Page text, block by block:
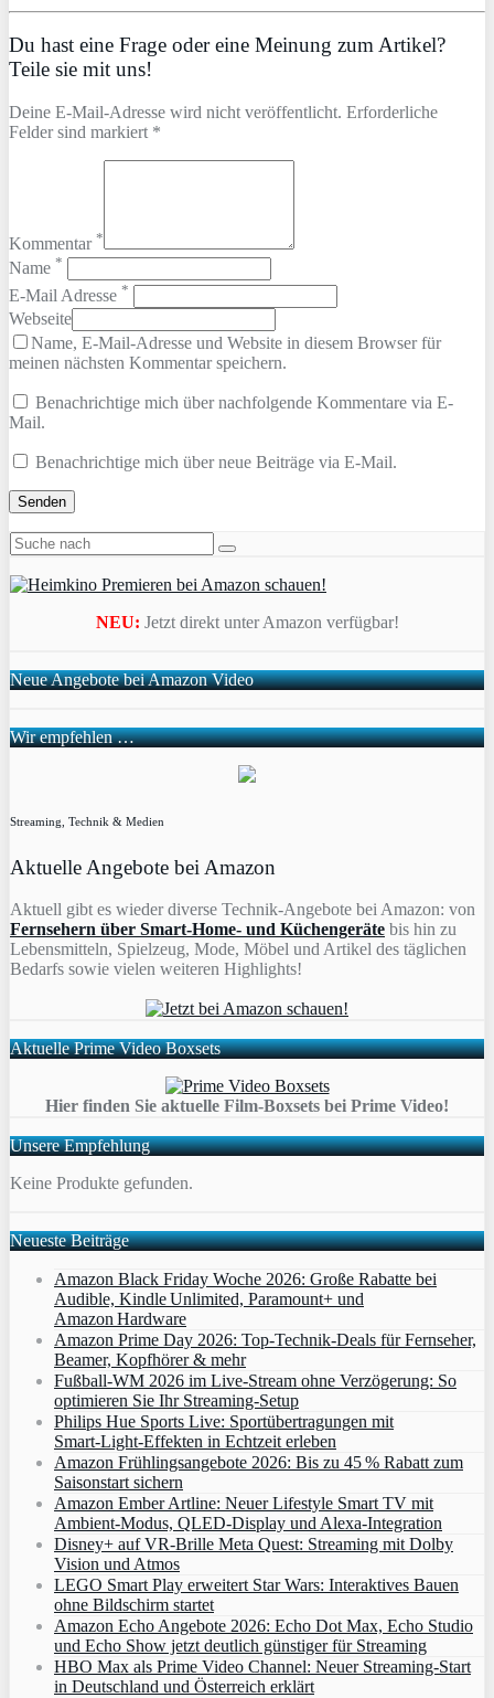
Du hast eine Frage oder eine Meinung zum Artikel?
Teile sie mit uns!
Deine E-Mail-Adresse wird nicht veröffentlicht. Erforderliche
Felder sind markiert *
Kommentar *
Name *
E-Mail Adresse *
Webseite
Name, E-Mail-Adresse und Website in diesem Browser für
meinen nächsten Kommentar speichern.
Benachrichtige mich über nachfolgende Kommentare via E-
Mail.
Benachrichtige mich über neue Beiträge via E-Mail.
NEU: Jetzt direkt unter Amazon verfügbar!
Neue Angebote bei Amazon Video
Wir empfehlen …
Streaming, Technik & Medien
Aktuelle Angebote bei Amazon
Aktuell gibt es wieder diverse Technik-Angebote bei Amazon: von
Fernsehern über Smart-Home- und Küchengeräte bis hin zu
Lebensmitteln, Spielzeug, Mode, Möbel und Artikel des täglichen
Bedarfs sowie vielen weiteren Highlights!
Aktuelle Prime Video Boxsets
Hier finden Sie aktuelle Film-Boxsets bei Prime Video!
Unsere Empfehlung
Keine Produkte gefunden.
Neueste Beiträge
Amazon Black Friday Woche 2026: Große Rabatte bei
Audible, Kindle Unlimited, Paramount+ und
Amazon Hardware
Amazon Prime Day 2026: Top-Technik-Deals für Fernseher,
Beamer, Kopfhörer & mehr
Fußball-WM 2026 im Live-Stream ohne Verzögerung: So
optimieren Sie Ihr Streaming-Setup
Philips Hue Sports Live: Sportübertragungen mit
Smart‑Light‑Effekten in Echtzeit erleben
Amazon Frühlingsangebote 2026: Bis zu 45 % Rabatt zum
Saisonstart sichern
Amazon Ember Artline: Neuer Lifestyle Smart TV mit
Ambient‑Modus, QLED‑Display und Alexa‑Integration
Disney+ auf VR-Brille Meta Quest: Streaming mit Dolby
Vision und Atmos
LEGO Smart Play erweitert Star Wars: Interaktives Bauen
ohne Bildschirm startet
Amazon Echo Angebote 2026: Echo Dot Max, Echo Studio
und Echo Show jetzt deutlich günstiger für Streaming
HBO Max als Prime Video Channel: Neuer Streaming‑Start
in Deutschland und Österreich erklärt